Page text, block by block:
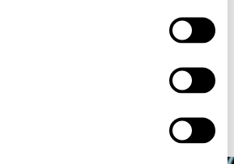
합니다. 두뇌가 새로운 지식을 습득하고, 이에 학
경우에 가소성에 대한 가능성을 실현한 것으로
에 적합한 모양으로 변화시키기 위해서는, 행동의
유기체와 행동을 통합시켜 두뇌를 변화시킨다는
큰 보상을 가져다준다는 것이 더욱 중요합니다.
형태의 새로운 학습이 두뇌의 가소성에 효과적이